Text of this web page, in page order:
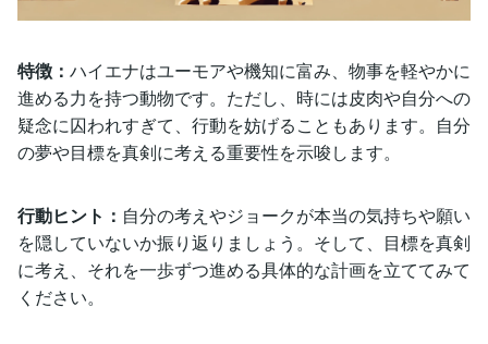
特徴： ハイエナはユーモアや機知に富み、物事を軽やかに
進める力を持つ動物です。ただし、時には皮肉や自分への
疑念に囚われすぎて、行動を妨げることもあります。自分
の夢や目標を真剣に考える重要性を示唆します。
行動ヒント： 自分の考えやジョークが本当の気持ちや願い
を隠していないか振り返りましょう。そして、目標を真剣
に考え、それを一歩ずつ進める具体的な計画を立ててみて
ください。